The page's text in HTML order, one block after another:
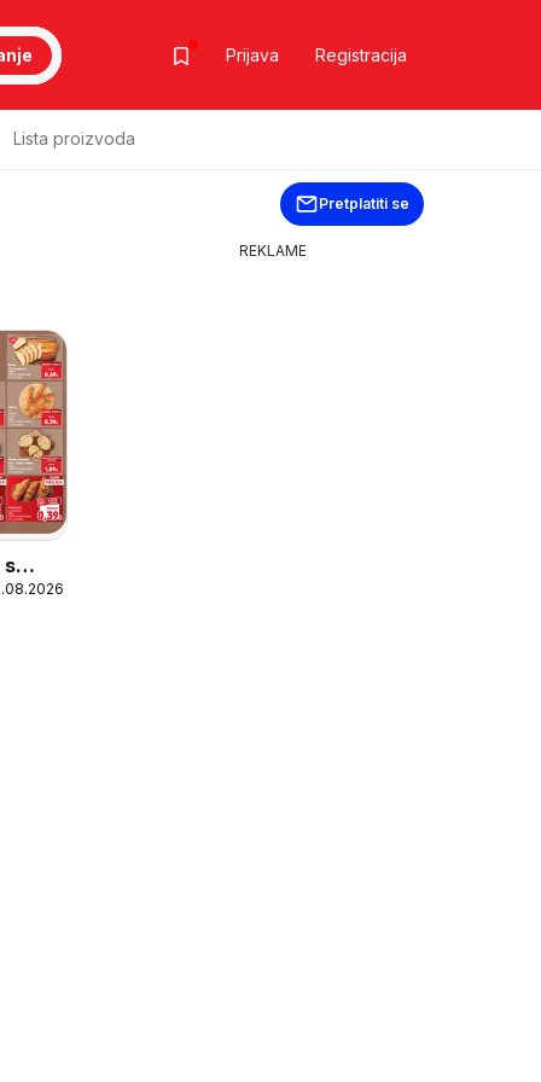
Prijava Registracija
Lista proizvoda
Pretplatiti se
s
REKLAME